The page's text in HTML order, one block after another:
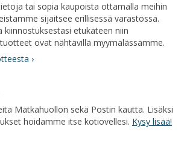
tai sopia kaupoista ottamalla meihin
sijaitsee erillisessä varastossa.
kiinnostuksestasi etukäteen niin
ovat nähtävillä myymälässämme.
›
Matkahuollon sekä Postin kautta. Lisäksi
hoidamme itse kotiovellesi. Kysy lisää!